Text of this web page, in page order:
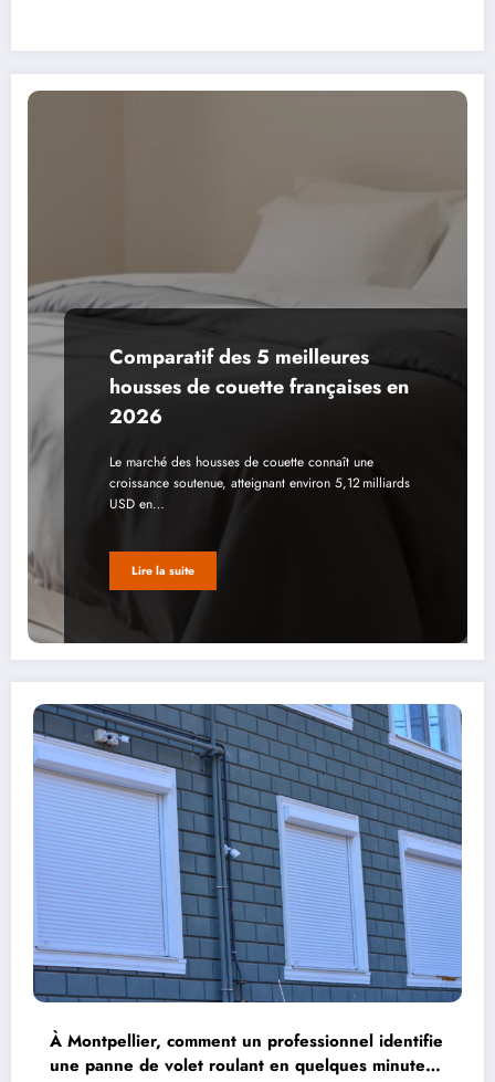
Comparatif des 5 meilleures
housses de couette françaises en
2026
Le marché des housses de couette connaît une
croissance soutenue, atteignant environ 5,12 milliards
USD en…
Lire la suite
À Montpellier, comment un professionnel identifie
une panne de volet roulant en quelques minutes